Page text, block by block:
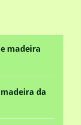
madeira
da